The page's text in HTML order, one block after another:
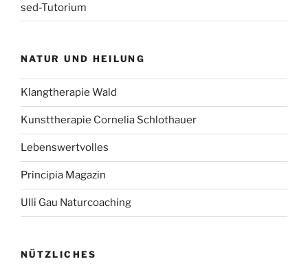
sed-Tutorium
NATUR UND HEILUNG
Klangtherapie Wald
Kunsttherapie Cornelia Schlothauer
Lebenswertvolles
Principia Magazin
Ulli Gau Naturcoaching
NÜTZLICHES